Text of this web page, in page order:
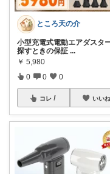
ところ天の介
小型充電式電動エアダスタ
探すときの保証 ...
￥ 5,980
0 0 0
コレ いいね